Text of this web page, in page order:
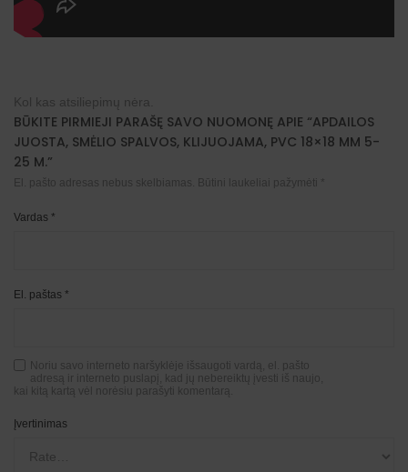
Kol kas atsiliepimų nėra.
BŪKITE PIRMIEJI PARAŠĘ SAVO NUOMONĘ APIE “APDAILOS
JUOSTA, SMĖLIO SPALVOS, KLIJUOJAMA, PVC 18×18 MM 5-
25 M.”
El. pašto adresas nebus skelbiamas. Būtini laukeliai pažymėti
Vardas *
El. paštas *
Noriu savo interneto naršyklėje išsaugoti vardą, el. pašto
adresą ir interneto puslapį, kad jų nebereiktų įvesti iš naujo,
kai kitą kartą vėl norėsiu parašyti komentarą.
Įvertinimas